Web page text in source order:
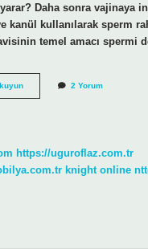
Daha sonra vajinaya
kanül kullanılarak sperm
temel amacı spermi
Aşılamanın 2 Yorum
https://uguroflaz.com.tr
knight online